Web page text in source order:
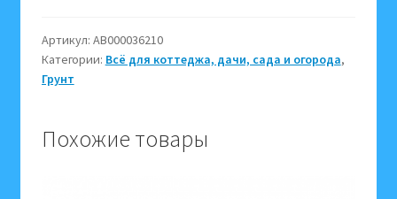
5
л,
грунт,
Артикул: АВ000036210
Категории: Всё для коттеджа, дачи, сада и огорода,
Грунт
Похожие товары